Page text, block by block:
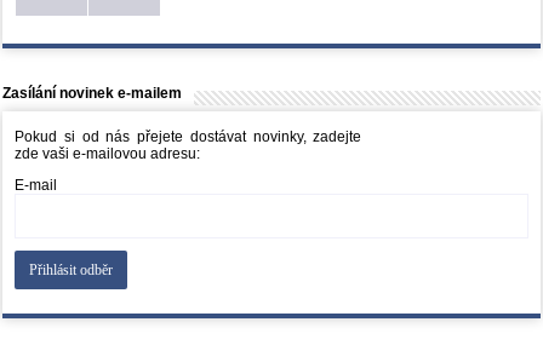
Zasílání novinek e-mailem
Pokud si od nás přejete dostávat novinky, zadejte
zde vaši e-mailovou adresu:
E-mail